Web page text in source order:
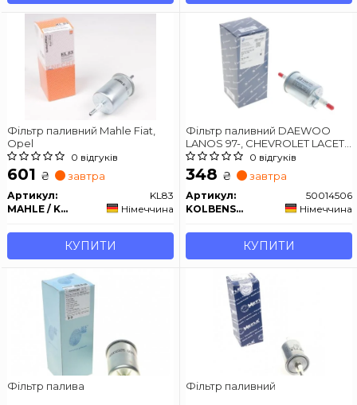
Фільтр паливний Mahle Fiat,
Opel
0 відгуків
601 ₴ завтра
Артикул:
KL83
MAHLE / KNECHT
Німеччина
КУПИТИ
Фільтр паливний DAEWOO
LANOS 97-, CHEVROLET LACETTI
05- (вир-во KOLBENSCHMIDT)
0 відгуків
348 ₴ завтра
Артикул:
50014506
KOLBENSCHMIDT
Німеччина
КУПИТИ
Фільтр палива Фільтр паливний